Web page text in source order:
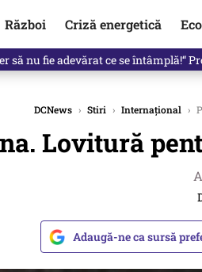
Război Criză energetică
cu primul buletin electronic,
DCNews › Stiri › Internațional ›
Lovitură
Adaugă-ne ca sursă